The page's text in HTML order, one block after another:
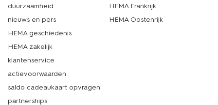
duurzaamheid
nieuws en pers
HEMA geschiedenis
HEMA zakelijk
klantenservice
actievoorwaarden
saldo cadeaukaart opvragen
partnerships
HEMA Frankrijk
HEMA Oostenrijk